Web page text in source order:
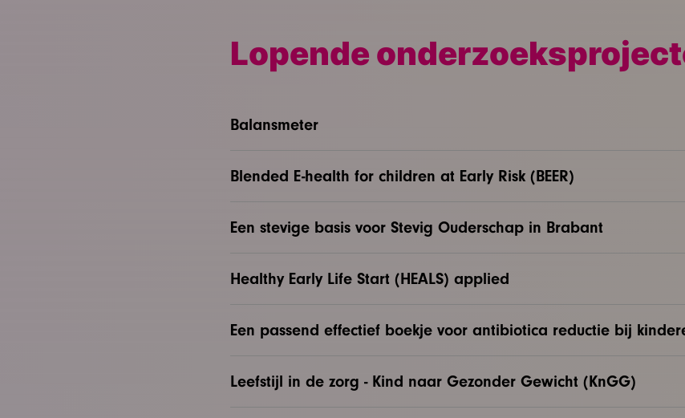
Lopende
Balansmeter
Blended E-health for children at Early Risk (BEER)
Een stevige basis voor Stevig Ouderschap in Brabant
Healthy Early Life Start (HEALS) applied
Een passend effectief boekje voor antibiotica reductie bij
Leefstijl in de zorg - Kind naar Gezonder Gewicht (KnGG)